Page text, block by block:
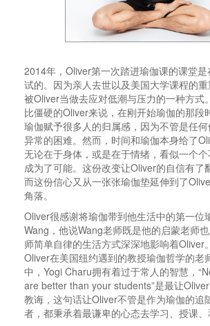
2014年，Oliver第一次踏进瑜伽课的课堂
试的。因为亲人去世以及美国大学课程的
被Oliver当做去应对低潮与压力的一种方式
比僵硬的Oliver来说，在刚开始瑜伽的那段
瑜伽赋予很多人的归属感，因为不管是任
异常的困难。然而，时间和瑜伽本身给了
无论在于身体，或是在于情绪，看似一个
成为了可能。这份改变让Oliver的自信有了
而这份信心又从一张张瑜伽垫延伸到了
角落。
Oliver很感谢将瑜伽带到他生活中的第一位
Wang，他说Wang老师既是他的启蒙老师
师简单自律的生活方式深深地影响着Oliver
Oliver在美国纽约遇到的教授瑜伽哲学的老
中，Yogi Charu拥有着过于常人的智慧，
are better than your students”是最让
教诲，这句话让Oliver不管是作为瑜伽的追
者，都秉承着最谦卑的心态去学习、授课、